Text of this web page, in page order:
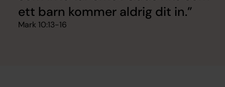
ett barn kom­mer ald­rig dit in.
Mark 10:13-16